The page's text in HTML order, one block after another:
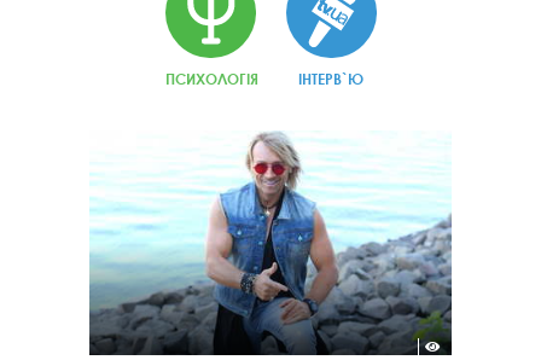
ПСИХОЛОГІЯ ІНТЕРВ`Ю